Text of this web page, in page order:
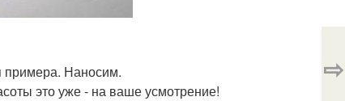
примера. Наносим.
это уже - на ваше усмотрение!
⇨